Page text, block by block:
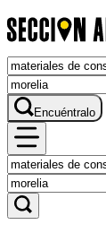
Encuéntralo